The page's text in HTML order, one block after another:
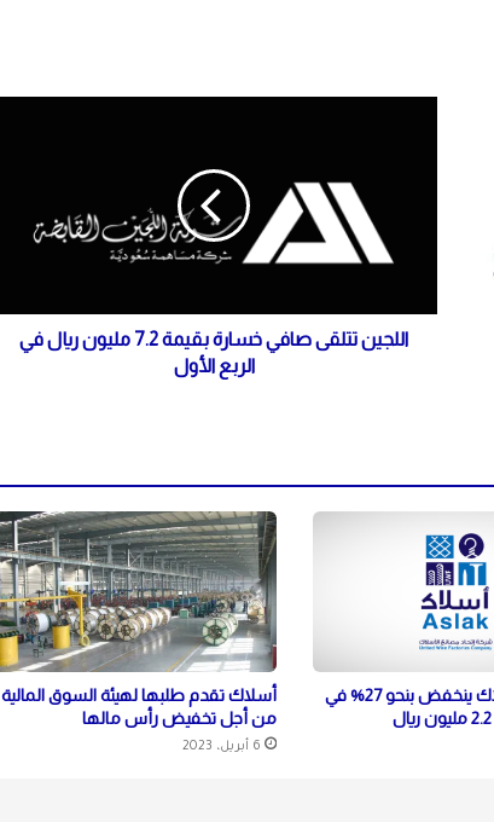
اللجين تتلقى صافي خسارة بقيمة 7.2 مليون ريال في
الربع الأول
صافي ربح أسلاك ينخفض بنحو 27% في
أسلاك تقدم طلبها لهيئة السوق المالية
من أجل تخفيض رأس مالها
6 أبريل، 2023